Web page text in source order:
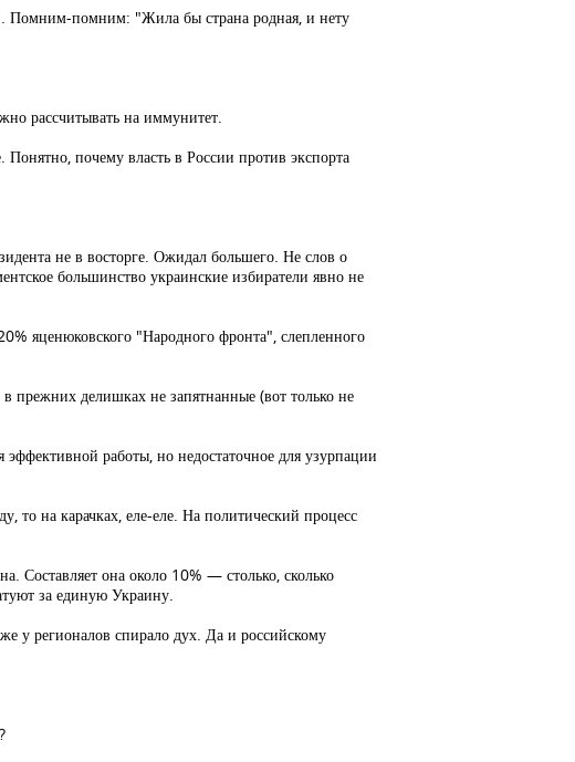
Помним-помним: "Жила бы страна родная, и нету
рассчитывать на иммунитет.
почему власть в России против экспорта
не в восторге. Ожидал большего. Не слов о
большинство украинские избиратели явно не
яценюковского "Народного фронта", слепленного
прежних делишках не запятнанные (вот только не
работы, но недостаточное для узурпации
на карачках, еле-еле. На политический процесс
Составляет она около 10% — столько, сколько
за единую Украину.
у регионалов спирало дух. Да и российскому